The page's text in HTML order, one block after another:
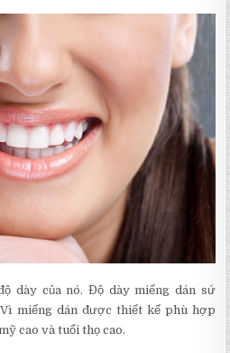
dày của nó. Độ dày miếng dán sứ
miếng dán được thiết kế phù hợp
cao và tuổi thọ cao.